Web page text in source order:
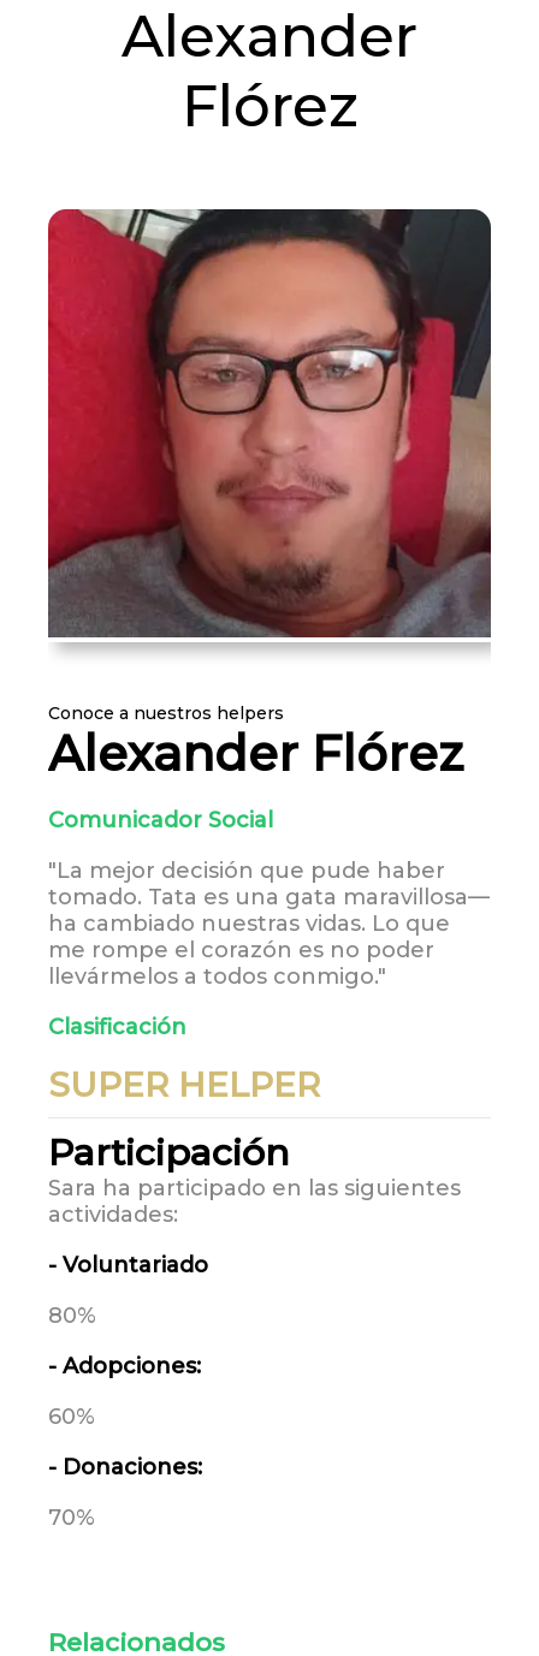
Alexander
Flórez
Conoce a nuestros helpers
Alexander Flórez
Comunicador Social
"La mejor decisión que pude haber
tomado. Tata es una gata maravillosa—
ha cambiado nuestras vidas. Lo que
me rompe el corazón es no poder
llevármelos a todos conmigo."
Clasificación
SUPER HELPER
Participación
Sara ha participado en las siguientes
actividades:
- Voluntariado
80%
- Adopciones:
60%
- Donaciones:
70%
Relacionados